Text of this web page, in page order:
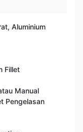
Aluminium
Fillet
Manual
Pengelasan